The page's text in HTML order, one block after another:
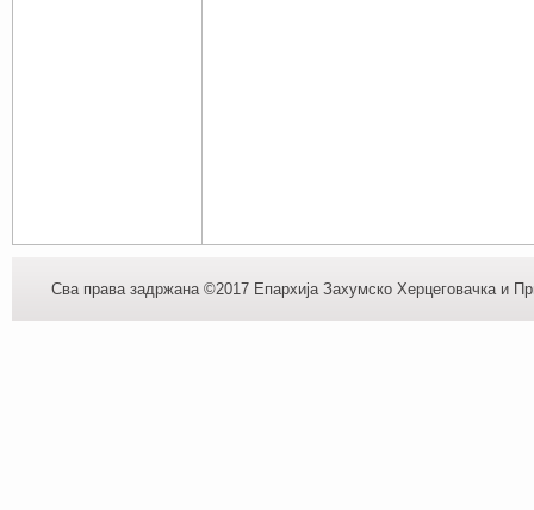
Сва права задржана ©2017 Епархија Захумско Херцеговачка и